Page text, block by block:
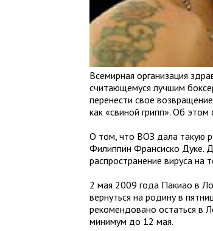
Всемирная организация
считающемуся лучшим
перенести свое
как «свиной грипп». Об
О том, что ВОЗ дала такую
Филиппин Франсиско Дуке.
распространение вируса на
2 мая 2009 года Пакиао в
вернуться на родину в
рекомендовано остаться в
минимум до 12 мая.